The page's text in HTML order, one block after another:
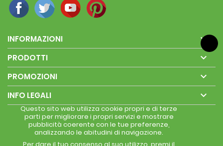
INFORMAZIONI 
PRODOTTI 
PROMOZIONI 
INFO LEGALI 
Questo sito web utilizza cookie propri e di terze
parti per migliorare i propri servizi e mostrare
pubblicità coerente con le tue preferenze,
analizzando le abitudini di navigazione.